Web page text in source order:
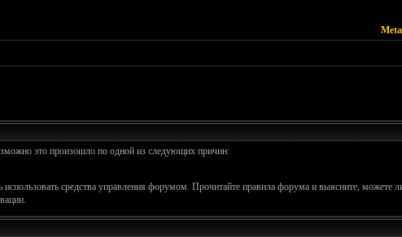
это произошло по одной из следующих причин:
средства управления форумом. Прочитайте правила форума и выясните, можете